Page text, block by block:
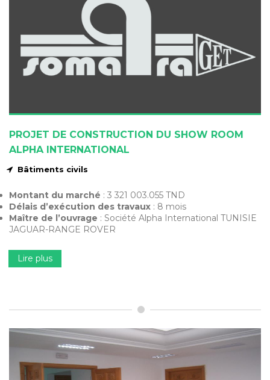
PROJET DE CONSTRUCTION DU SHOW ROOM
ALPHA INTERNATIONAL
Bâtiments civils
Montant du marché : 3 321 003.055 TND
Délais d’exécution des travaux : 8 mois
Maître de l’ouvrage : Société Alpha International TUNISIE
JAGUAR-RANGE ROVER
Lire plus